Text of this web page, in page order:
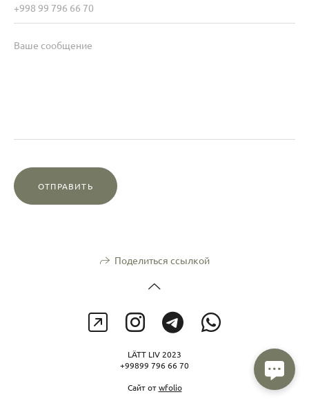
ОТПРАВИТЬ
Поделиться ссылкой
LÄTT LIV 2023
+99899 796 66 70
Сайт отwfolio